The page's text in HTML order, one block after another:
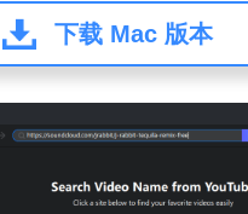
下载 Mac 版本